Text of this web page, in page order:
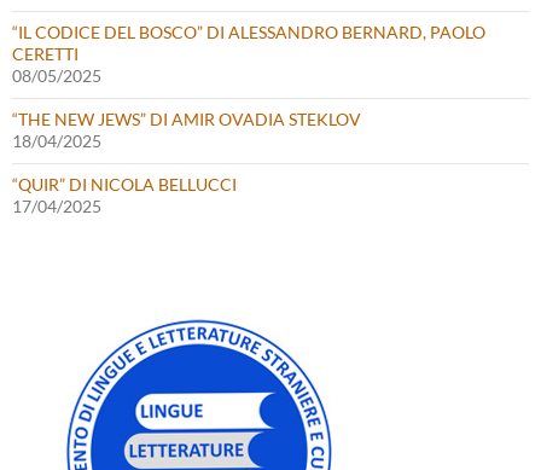
“IL CODICE DEL BOSCO” DI ALESSANDRO BERNARD, PAOLO
CERETTI
08/05/2025
“THE NEW JEWS” DI AMIR OVADIA STEKLOV
18/04/2025
“QUIR” DI NICOLA BELLUCCI
17/04/2025